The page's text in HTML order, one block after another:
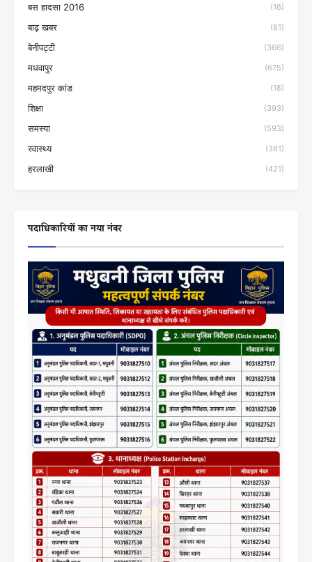
बस हादसा 2016 (16)
बाढ़ खबर (81)
बेनीपट्टी (366)
मधवापुर (675)
महमदपुर कांड (18)
शिक्षा (393)
समस्या (593)
स्वास्थ्य (381)
हरलाखी (421)
पदाधिकारियों का नया नंबर